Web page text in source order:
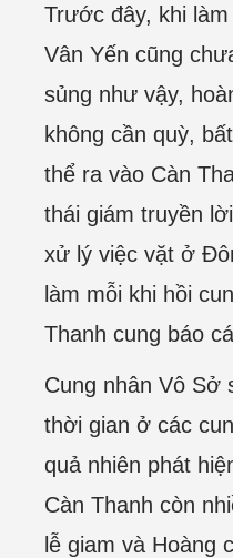
Trước đây, khi
Vân Yến cũng
sủng như vậy,
không cần quỳ,
thể ra vào Càn
thái giám truyền
xử lý việc vặt ở
làm mỗi khi hồi
Thanh cung báo
Cung nhân Vô Sở
thời gian ở các
quả nhiên phát
Càn Thanh còn
lễ giam và Hoàng